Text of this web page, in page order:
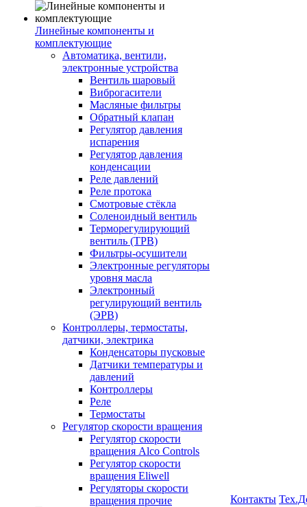
Линейные компоненты и
комплектующие
Автоматика, вентили,
электронные устройства
Вентиль шаровый
Виброгасители
Масляные фильтры
Обратный клапан
Регулятор давления
испарения
Регулятор давления
конденсации
Реле давлений
Реле протока
Смотровые стёкла
Соленоидный вентиль
Терморегулирующий
вентиль (ТРВ)
Фильтры-осушители
Электронные регуляторы
уровня масла
Электронный
регулирующий вентиль
(ЭРВ)
Контроллеры, термостаты,
датчики, электрика
Конденсаторы пусковые
Датчики температуры и
давлений
Контроллеры
Реле
Термостаты
Регулятор скорости вращения
Регулятор скорости
вращения Alco Controls
Регулятор скорости
вращения Eliwell
Регуляторы скорости
вращения прочие
Контакты